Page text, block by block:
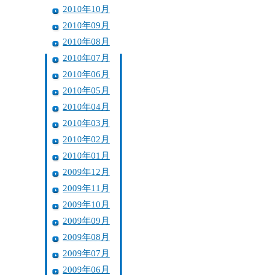
2010年10月
2010年09月
2010年08月
2010年07月
2010年06月
2010年05月
2010年04月
2010年03月
2010年02月
2010年01月
2009年12月
2009年11月
2009年10月
2009年09月
2009年08月
2009年07月
2009年06月